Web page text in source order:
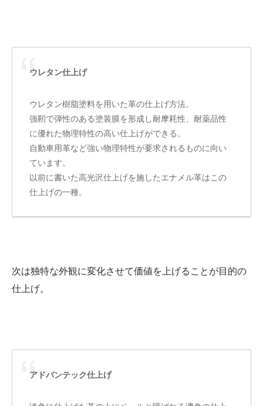
ウレタン仕上げ
ウレタン樹脂塗料を用いた革の仕上げ方法。
強靭で弾性のある塗装膜を形成し耐摩耗性、耐薬品性
に優れた物理特性の高い仕上げができる。
自動車用革など強い物理特性が要求されるものに向い
ています。
以前に書いた高光沢仕上げを施したエナメル革はこの
仕上げの一種。
次は独特な外観に変化させて価値を上げることが目的の
仕上げ。
アドバンテック仕上げ